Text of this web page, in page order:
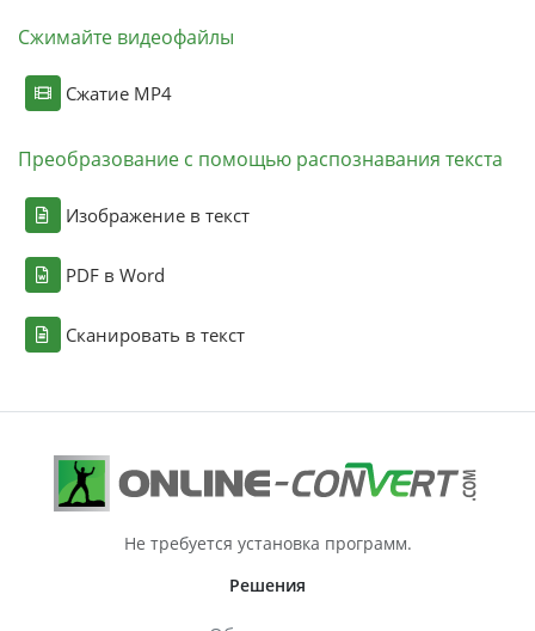
Сжимайте видеофайлы
Сжатие MP4
Преобразование с помощью распознавания текста
Изображение в текст
PDF в Word
Сканировать в текст
Не требуется установка программ.
Решения